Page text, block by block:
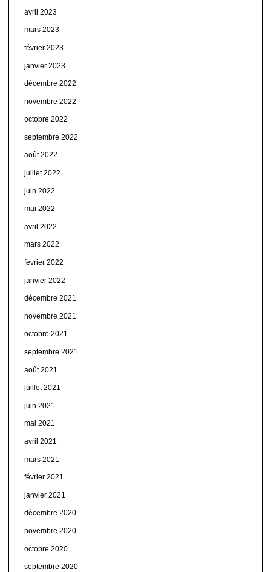
avril 2023
mars 2023
février 2023
janvier 2023
décembre 2022
novembre 2022
octobre 2022
septembre 2022
août 2022
juillet 2022
juin 2022
mai 2022
avril 2022
mars 2022
février 2022
janvier 2022
décembre 2021
novembre 2021
octobre 2021
septembre 2021
août 2021
juillet 2021
juin 2021
mai 2021
avril 2021
mars 2021
février 2021
janvier 2021
décembre 2020
novembre 2020
octobre 2020
septembre 2020